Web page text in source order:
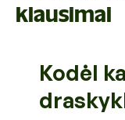
klausimai
Kodėl